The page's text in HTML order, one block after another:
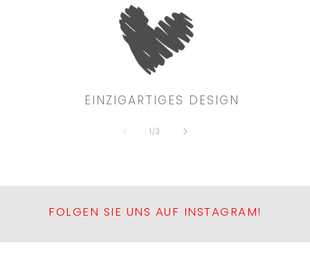
EINZIGARTIGES DESIGN
1 /von
3
FOLGEN SIE UNS AUF INSTAGRAM!